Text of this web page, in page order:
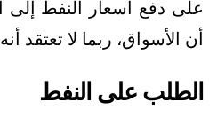
على دفع أسعار النفط إلى
أن الأسواق، ربما لا تعتقد
الطلب على النفط